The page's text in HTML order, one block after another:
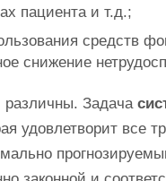
пациента и т.д.;
средств
снижение
различны. Задача
удовлетворит все